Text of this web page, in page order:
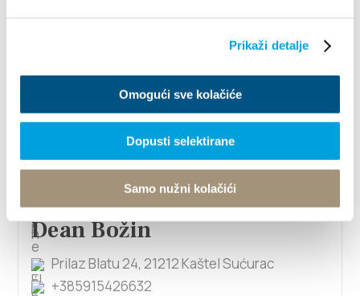
Prikaži detalje
Omogući sve kolačiće
Dopusti selektirane
Samo nužni kolačići
1/4
Davorko Cvitković
Fuležina 6, 21217 Kaštel Stari
cvitkoviclucija@gmail.com
Dean Božin
Prilaz Blatu 24, 21212 Kaštel Sućurac
+385915426632